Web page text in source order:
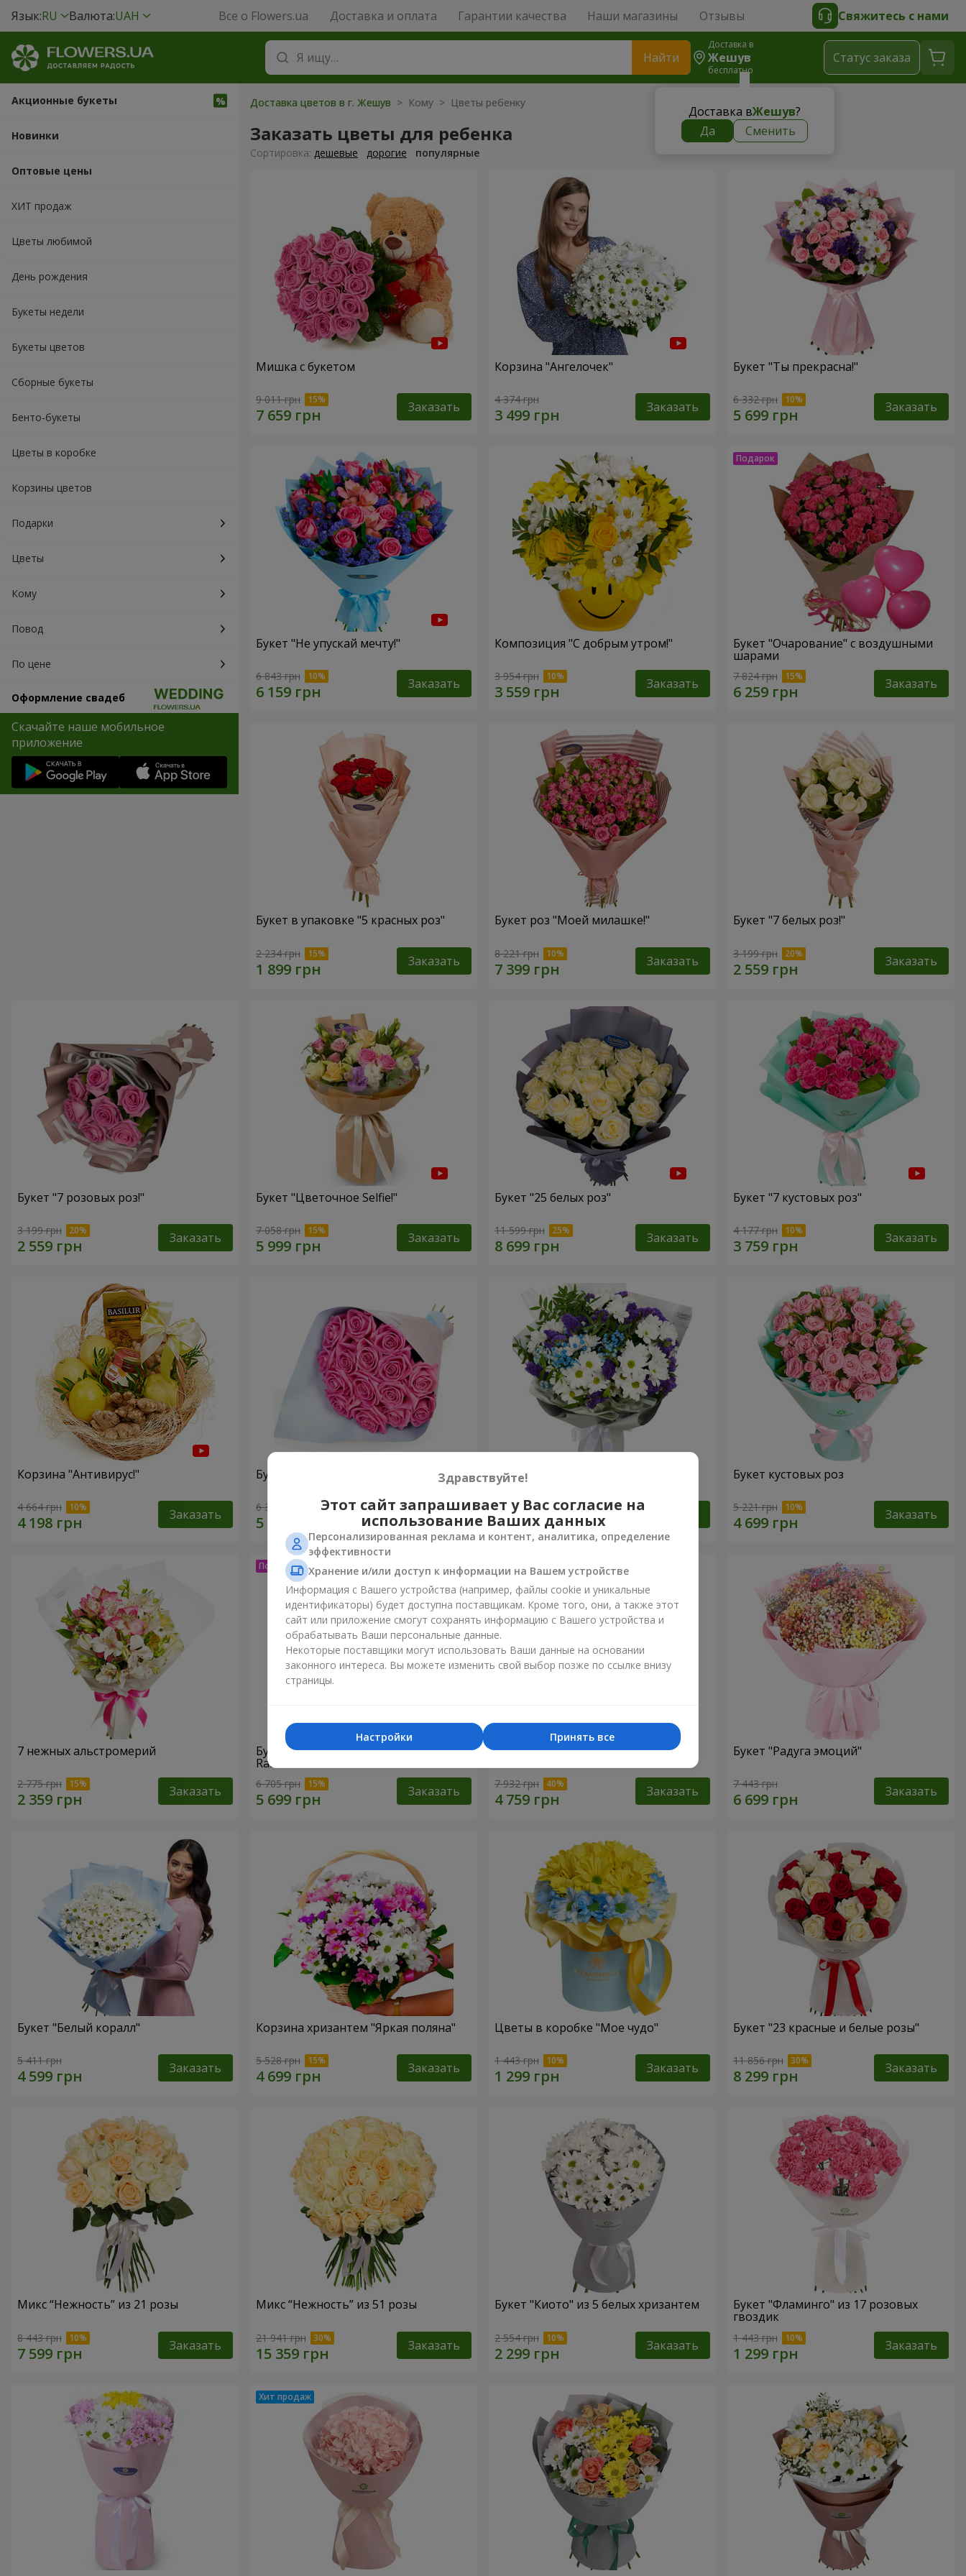
Язык:RU Валюта:UAH Все о Flowers.ua Доставка и оплата Гарантии качества Наши магазины Отзывы Свяжитесь с нами
Найти
Доставка в
Жешув
бесплатно
Доставка вЖешув?
Да
Сменить
Cтатус заказа
Акционные букеты
Новинки
Оптовые цены
ХИТ продаж
Цветы любимой
День рождения
Букеты недели
Букеты цветов
Сборные букеты
Бенто-букеты
Цветы в коробке
Корзины цветов
Подарки
Цветы
Кому
Повод
По цене
Оформление свадеб
Скачайте наше мобильное
приложение
Доставка цветов в г. Жешув > Кому > Цветы ребенку
Заказать цветы для ребенка
Cортировка: дешевые дорогие популярные
Мишка с букетом
9 011 грн Заказать
Корзина "Ангелочек"
4 374 грн Заказать
Букет "Ты прекрасна!"
6 332 грн Заказать
Букет "Не упускай мечту!"
6 843 грн Заказать
Композиция "С добрым утром!"
3 954 грн Заказать
Букет "Очарование" с воздушными
шарами
7 824 грн Заказать
Букет в упаковке "5 красных роз"
2 234 грн Заказать
Букет роз "Моей милашке!"
8 221 грн Заказать
Букет "7 белых роз!"
3 199 грн Заказать
Букет "7 розовых роз!"
3 199 грн Заказать
Букет "Цветочное Selfie!"
7 058 грн Заказать
Букет "25 белых роз"
11 599 грн Заказать
Букет "7 кустовых роз"
4 177 грн Заказать
Корзина "Антивирус!"
4 664 грн Заказать
Букет "15 розовых роз"
6 305 грн Заказать
Яркий букет на День рождения
3 443 грн
Букет кустовых роз
5 221 грн Заказать
7 нежных альстромерий
2 775 грн Заказать
Букет "Прикосновение любви" +
Raffaello
6 705 грн Заказать
9 веток фиолетовой эустомы
7 932 грн Заказать
Букет "Радуга эмоций"
7 443 грн Заказать
Букет "Белый коралл"
5 411 грн Заказать
Корзина хризантем "Яркая поляна"
5 528 грн Заказать
Цветы в коробке "Мое чудо"
1 443 грн Заказать
Букет "23 красные и белые розы"
11 856 грн Заказать
Микс “Нежность” из 21 розы
8 443 грн Заказать
Микс “Нежность” из 51 розы
21 941 грн Заказать
Букет "Киото" из 5 белых хризантем
2 554 грн Заказать
Букет "Фламинго" из 17 розовых
гвоздик
1 443 грн Заказать
Здравствуйте!
Этот сайт запрашивает у Вас согласие на
использование Ваших данных
Персонализированная реклама и контент, аналитика, определение
эффективности
Хранение и/или доступ к информации на Вашем устройстве
Информация с Вашего устройства (например, файлы cookie и уникальные
идентификаторы) будет доступна поставщикам. Кроме того, они, а также этот
сайт или приложение смогут сохранять информацию с Вашего устройства и
обрабатывать Ваши персональные данные.
Некоторые поставщики могут использовать Ваши данные на основании
законного интереса. Вы можете изменить свой выбор позже по ссылке внизу
страницы.
Принять все
Настройки